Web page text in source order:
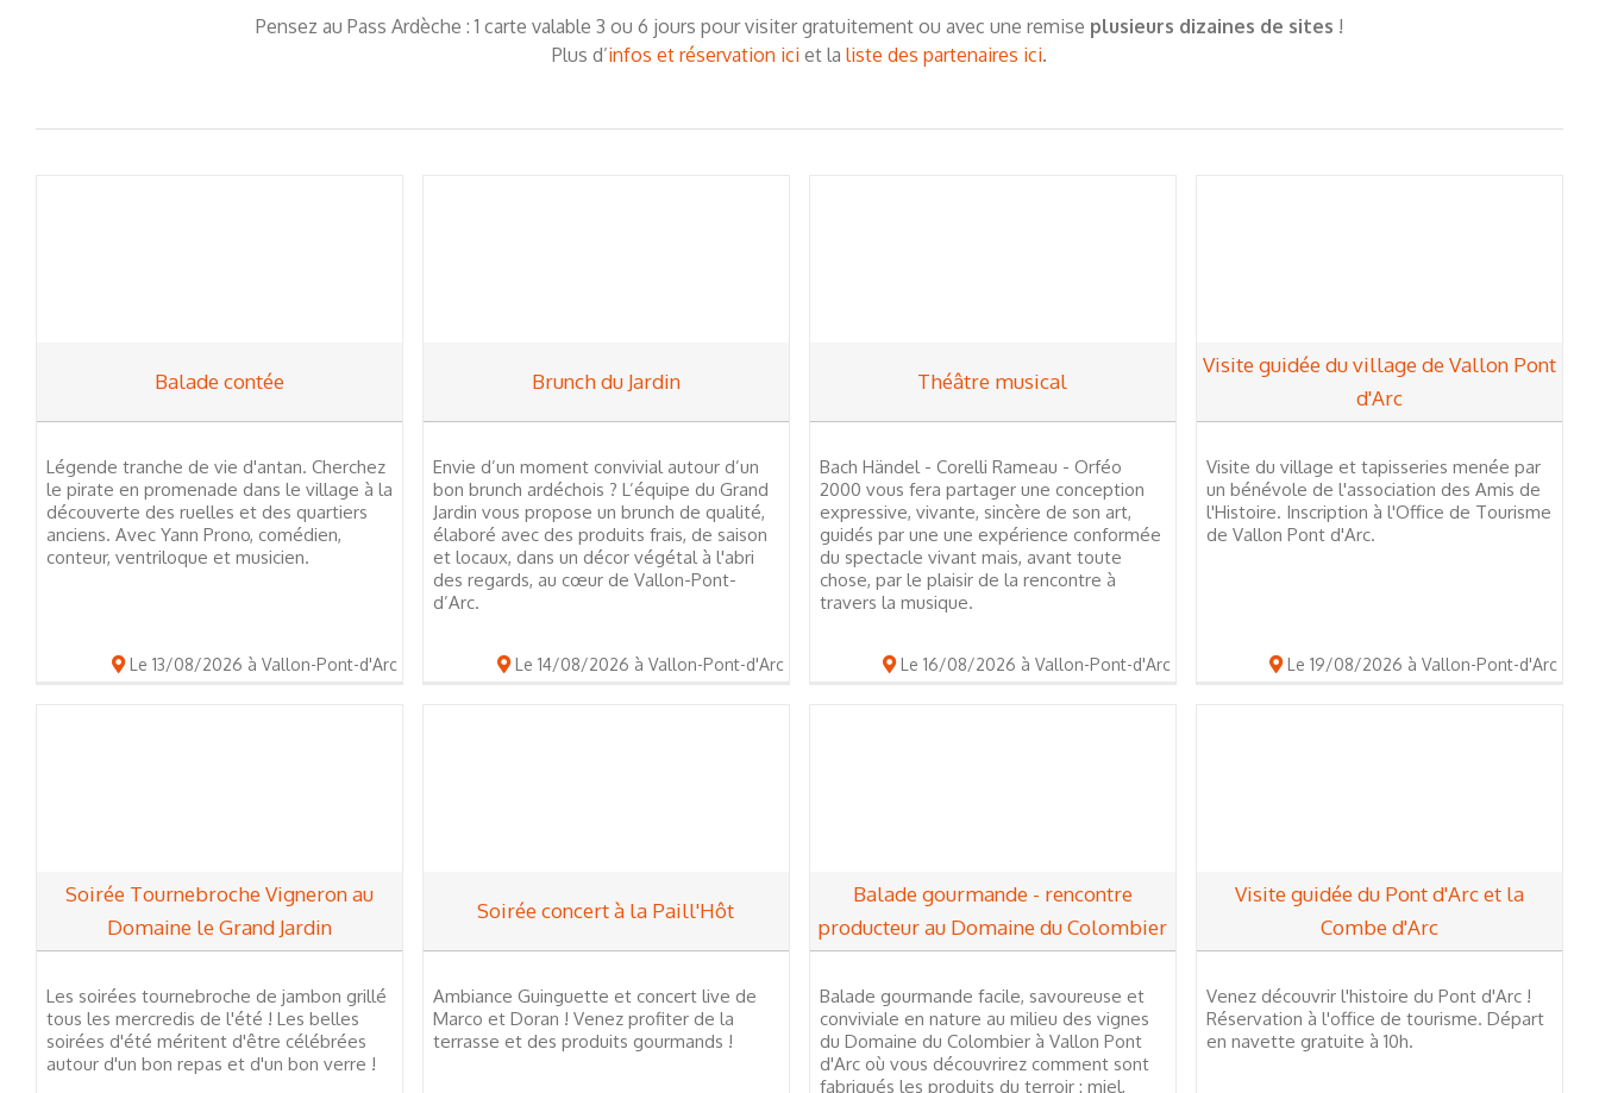
Pensez au Pass Ardèche : 1 carte valable 3 ou 6 jours pour visiter gratuitement ou avec une remise plusieurs dizaines de sites !
Plus d’infos et réservation ici et la liste des partenaires ici.
Balade contée
Légende tranche de vie d'antan. Cherchez
le pirate en promenade dans le village à la
découverte des ruelles et des quartiers
anciens. Avec Yann Prono, comédien,
conteur, ventriloque et musicien.
Le 13/08/2026 à Vallon-Pont-d'Arc
Brunch du Jardin
Envie d’un moment convivial autour d’un
bon brunch ardéchois ? L’équipe du Grand
Jardin vous propose un brunch de qualité,
élaboré avec des produits frais, de saison
et locaux, dans un décor végétal à l'abri
des regards, au cœur de Vallon-Pont-
d’Arc.
Le 14/08/2026 à Vallon-Pont-d'Arc
Théâtre musical
Bach Händel - Corelli Rameau - Orféo
2000 vous fera partager une conception
expressive, vivante, sincère de son art,
guidés par une une expérience conformée
du spectacle vivant mais, avant toute
chose, par le plaisir de la rencontre à
travers la musique.
Le 16/08/2026 à Vallon-Pont-d'Arc
Visite guidée du village de Vallon Pont
d'Arc
Visite du village et tapisseries menée par
un bénévole de l'association des Amis de
l'Histoire. Inscription à l'Office de Tourisme
de Vallon Pont d'Arc.
Le 19/08/2026 à Vallon-Pont-d'Arc
Soirée Tournebroche Vigneron au
Domaine le Grand Jardin
Les soirées tournebroche de jambon grillé
tous les mercredis de l'été ! Les belles
soirées d'été méritent d'être célébrées
autour d'un bon repas et d'un bon verre !
Soirée concert à la Paill'Hôt
Ambiance Guinguette et concert live de
Marco et Doran ! Venez profiter de la
terrasse et des produits gourmands !
Balade gourmande - rencontre
producteur au Domaine du Colombier
Balade gourmande facile, savoureuse et
conviviale en nature au milieu des vignes
du Domaine du Colombier à Vallon Pont
d'Arc où vous découvrirez comment sont
fabriqués les produits du terroir : miel,
Visite guidée du Pont d'Arc et la
Combe d'Arc
Venez découvrir l'histoire du Pont d'Arc !
Réservation à l'office de tourisme. Départ
en navette gratuite à 10h.